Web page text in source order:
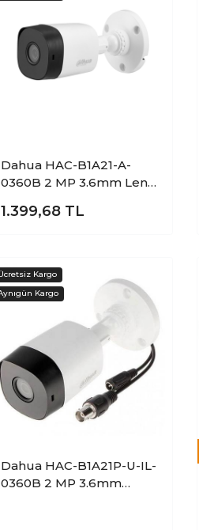
Dahua HAC-B1A21-A-
0360B 2 MP 3.6mm Lens
20Mt Bullet Kamera
1.399,68 TL
Dahua HAC-B1A21P-U-IL-
0360B 2 MP 3.6mm